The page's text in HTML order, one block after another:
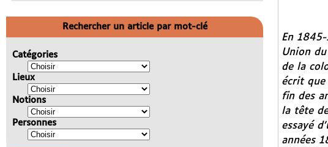
En
Union
de la
écrit
fin des
la tête
essayé
années
Rechercher un article par mot-clé
Catégories
Lieux
Notions
Personnes